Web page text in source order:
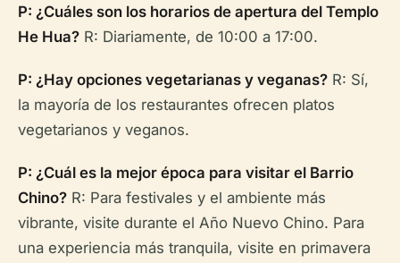
P: ¿Cuáles son los horarios de apertura del Templo
He Hua? R: Diariamente, de 10:00 a 17:00.
P: ¿Hay opciones vegetarianas y veganas? R: Sí,
la mayoría de los restaurantes ofrecen platos
vegetarianos y veganos.
P: ¿Cuál es la mejor época para visitar el Barrio
Chino? R: Para festivales y el ambiente más
vibrante, visite durante el Año Nuevo Chino. Para
una experiencia más tranquila, visite en primavera